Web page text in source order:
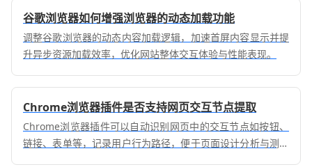
谷歌浏览器如何增强浏览器的动态加载功能
调整谷歌浏览器的动态内容加载逻辑，加速首屏内容显示并提
升异步资源加载效率，优化网站整体交互体验与性能表现。
Chrome浏览器插件是否支持网页交互节点提取
Chrome浏览器插件可以自动识别网页中的交互节点如按钮、
链接、表单等，记录用户行为路径，便于页面设计分析与测试